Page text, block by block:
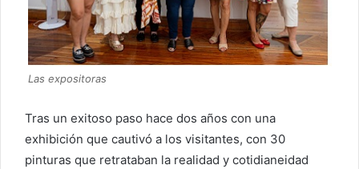
Las expositoras
Tras un exitoso paso hace dos años con una
exhibición que cautivó a los visitantes, con 30
pinturas que retrataban la realidad y cotidianeidad